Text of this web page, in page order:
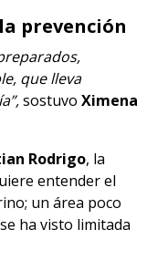
prevención
que lleva
sostuvo Ximena
Rodrigo, la
entender el
un área poco
ha visto limitada